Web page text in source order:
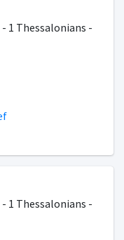
1 Thessalonians -
1 Thessalonians -